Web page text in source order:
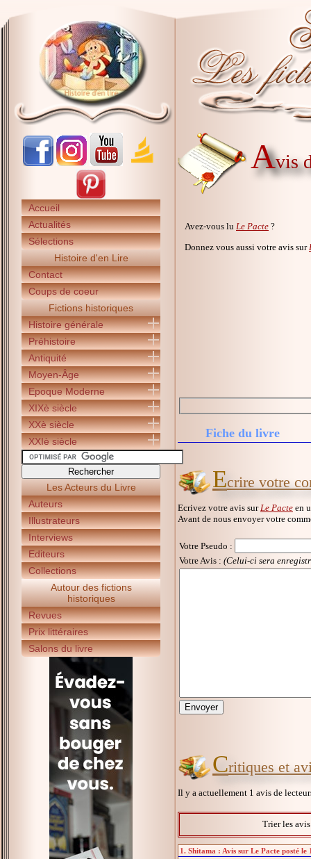
Accueil
Actualités
Sélections
Histoire d'en Lire
Contact
Coups de coeur
Fictions historiques
Histoire générale
Préhistoire
Antiquité
Moyen-Âge
Epoque Moderne
XIXè siècle
XXè siècle
XXIè siècle
Les Acteurs du Livre
Auteurs
Illustrateurs
Interviews
Editeurs
Collections
Autour des fictions
historiques
Revues
Prix littéraires
Salons du livre
Avis
Avez-vous lu Le Pacte ?
Donnez vous aussi votre avis sur
Fiche du livre
Ecrire votre
Ecrivez votre avis sur Le Pacte en
Avant de nous envoyer votre
Votre Pseudo :
Votre Avis : (Celui-ci sera
Critiques et
Il y a actuellement 1 avis de
Trier les
1. Shitama : Avis sur Le Pacte posté le